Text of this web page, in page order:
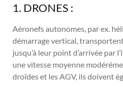
1. DRONES :
Aéronefs autonomes, par ex.
démarrage vertical, transportent
jusqu’à leur point d’arrivée par
une vitesse moyenne
droïdes et les AGV, ils doivent